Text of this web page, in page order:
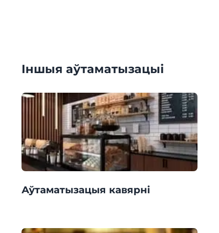
Іншыя аўтаматызацыі
Аўтаматызацыя кавярні